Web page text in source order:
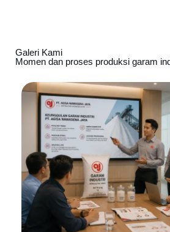
Galeri Kami
Momen dan proses produksi garam